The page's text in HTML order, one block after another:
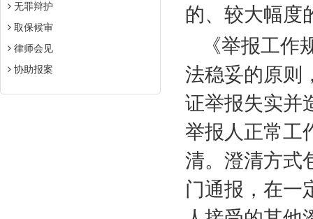
无罪辩护
取保候审
律师会见
协助报案
的、较大幅度
《举报工
法稳妥的原则
证举报失实并
举报人正常工
清。澄清方式
门通报，在一